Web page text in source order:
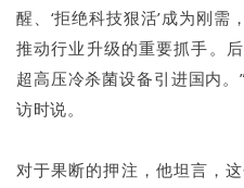
醒、‘拒绝科技狠活’成为刚需
推动行业升级的重要抓手。
超高压冷杀菌设备引进国内
访时说。
对于果断的押注，他坦言，